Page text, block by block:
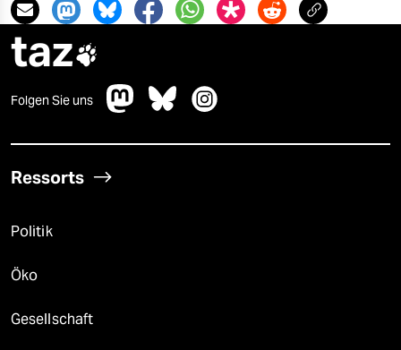
taz
Folgen Sie uns
Ressorts
Politik
Öko
Gesellschaft